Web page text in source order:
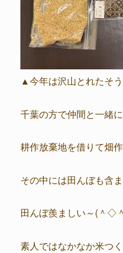
▲今年は沢山とれたそう
千葉の方で仲間と一緒に
耕作放棄地を借りて畑
その中には田んぼも含ま
田んぼ羨ましい～(＾◇
素人ではなかなか米つ